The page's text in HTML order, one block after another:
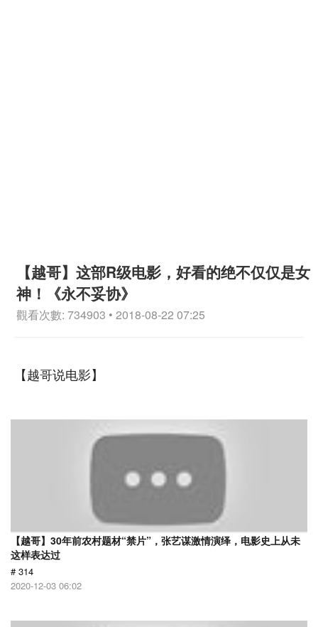
【越哥】这部R级电影，好看的绝不仅仅是女
神！《永不妥协》
觀看次數: 734903 • 2018-08-22 07:25
【越哥说电影】
【越哥】30年前农村题材“禁片”，张艺谋激情演绎，电影史上从未
这样表达过
# 314
2020-12-03 06:02